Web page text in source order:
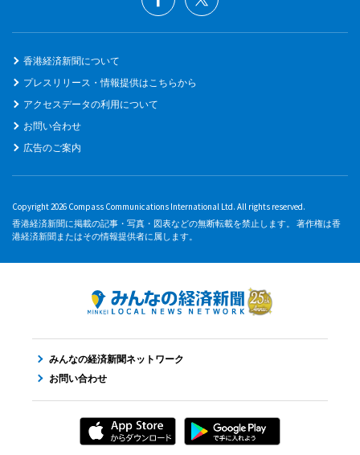
香港経済新聞について
プレスリリース・情報提供はこちらから
アクセスデータの利用について
お問い合わせ
広告のご案内
Copyright 2026 Compass Communications International Ltd. All rights reserved.
香港経済新聞に掲載の記事・写真・図表などの無断転載を禁止します。 著作権は香
港経済新聞またはその情報提供者に属します。
みんなの経済新聞ネットワーク
お問い合わせ